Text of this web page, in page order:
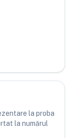
la proba
la numărul